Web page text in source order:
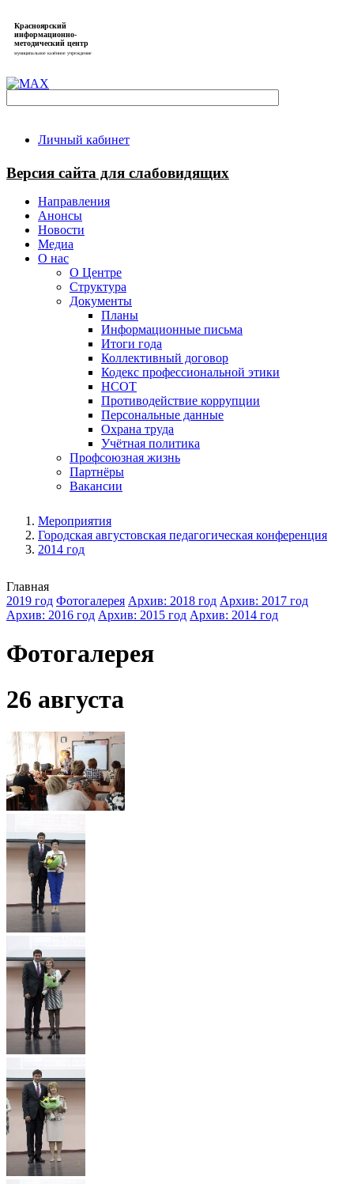
Красноярский
информационно-
методический центр
муниципальное казённое учреждение
Личный кабинет
Версия сайта для слабовидящих
Направления
Анонсы
Новости
Медиа
О нас
О Центре
Структура
Документы
Планы
Информационные письма
Итоги года
Коллективный договор
Кодекс профессиональной этики
НСОТ
Противодействие коррупции
Персональные данные
Охрана труда
Учётная политика
Профсоюзная жизнь
Партнёры
Вакансии
Мероприятия
Городская августовская педагогическая конференция
2014 год
Главная
2019 год Фотогалерея Архив: 2018 год Архив: 2017 год
Архив: 2016 год Архив: 2015 год Архив: 2014 год
Фотогалерея
26 августа